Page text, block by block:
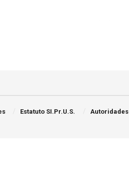
Estatuto SI.Pr.U.S. Autoridades